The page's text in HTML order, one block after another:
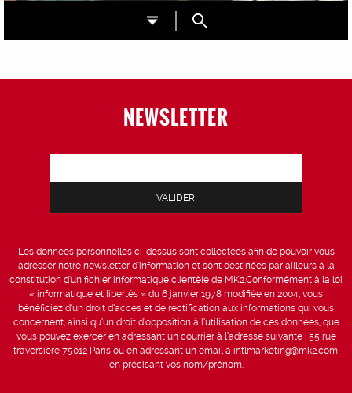
NEWSLETTER
Les données personnelles ci-dessus sont collectées afin de pouvoir vous
adresser notre newsletter d’information et sont destinées par ailleurs à la
constitution d’un fichier informatique clientèle de MK2.Conformément à la loi
« informatique et libertés » du 6 janvier 1978 modifiée en 2004, vous
bénéficiez d’un droit d’accès et de rectification aux informations qui vous
concernent, ainsi qu’un droit d’opposition à l’utilisation de ces données, que
vous pouvez exercer en adressant un courrier à l’adresse suivante : 55 rue
traversière 75012 Paris ou en adressant un email à intlmarketing@mk2.com,
en précisant vos nom/prénom.